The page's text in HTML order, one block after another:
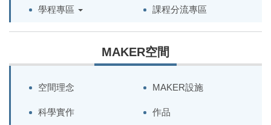
學程專區 課程分流專區
MAKER空間
空間理念 MAKER設施
科學實作 作品